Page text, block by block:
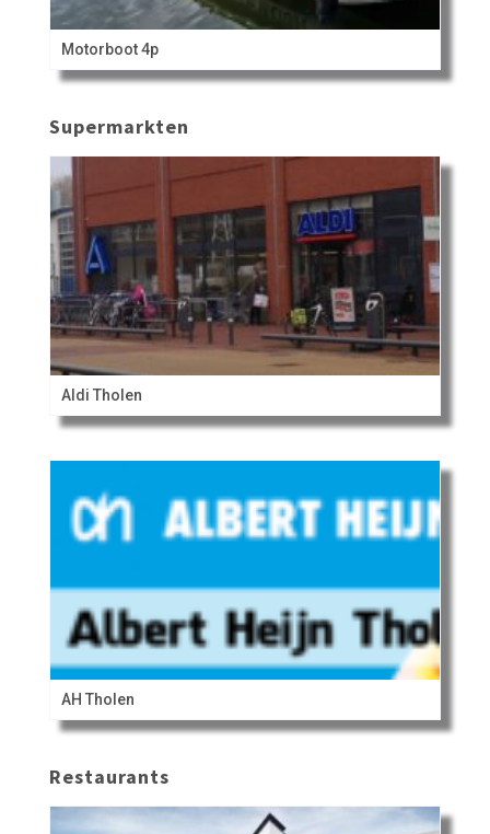
Motorboot 4p
Supermarkten
Aldi Tholen
AH Tholen
Restaurants